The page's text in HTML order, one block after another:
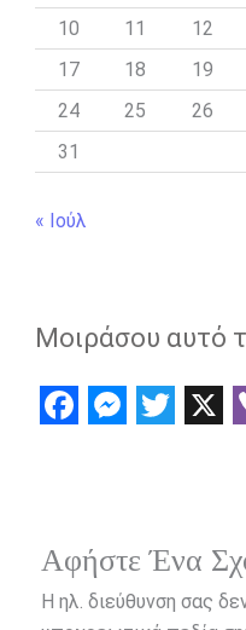
10
11 12
17
18 19
24
25 26
31
« Ιούλ
Μοιράσου αυτό
e
b
s
e
t
t
r
Αφήστε Ένα
Η ηλ. διεύθυνση σας